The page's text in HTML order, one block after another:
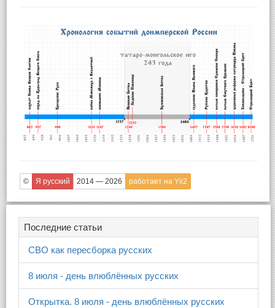
© Я русский 2014 — 2026 работает на Yii2
Последние статьи
СВО как пересборка русских
8 июля - день влюблённых русских
Открытка. 8 июля - день влюблённых русских